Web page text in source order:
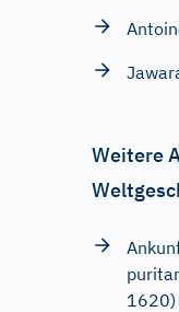
Weitere
1620)